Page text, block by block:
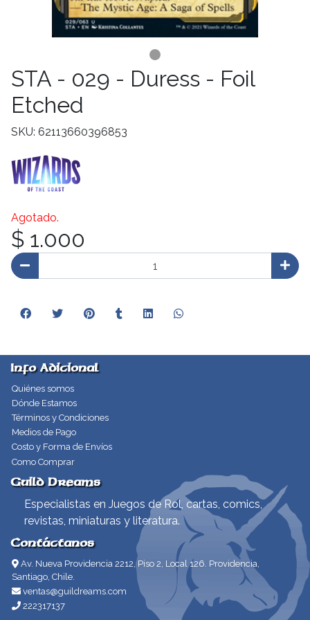
STA - 029 - Duress - Foil
Etched
SKU: 62113660396853
Agotado.
$ 1.000
Info Adicional
Quiénes somos
Dónde Estamos
Términos y Condiciones
Medios de Pago
Costo y Forma de Envíos
Como Comprar
Guild Dreams
Especialistas en Juegos de Rol, cartas, comics,
revistas, miniaturas y literatura.
Contáctanos
Av. Nueva Providencia 2212, Piso 2, Local 126. Providencia,
Santiago, Chile.
ventas@guildreams.com
222317137